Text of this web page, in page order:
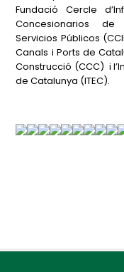
Fundació Cercle
Concesionarios de
Servicios Públicos
Canals i Ports de
Construcció (CCC) i
de Catalunya (ITEC).